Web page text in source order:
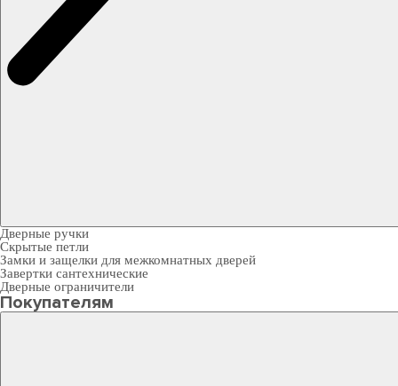
Дверные ручки
Скрытые петли
Замки и защелки для межкомнатных дверей
Завертки сантехнические
Дверные ограничители
Покупателям